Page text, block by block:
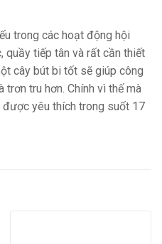
trong các hoạt động hội
quầy tiếp tân và rất cần thiết
cây bút bi tốt sẽ giúp công
trơn tru hơn. Chính vì thế mà
được yêu thích trong suốt 17